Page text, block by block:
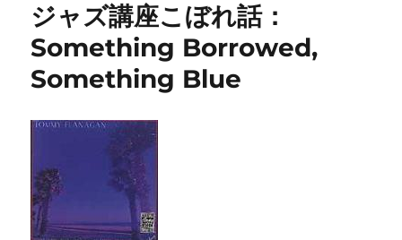
ジャズ講座こぼれ話：
Something Borrowed,
Something Blue